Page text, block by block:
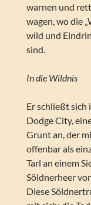
warnen und
wagen, wo die
wild und
sind.
In die Wildnis
Er schließt sich
Dodge City,
Grunt an, der
offenbar als
Tarl an einem
Söldnerheer
Diese